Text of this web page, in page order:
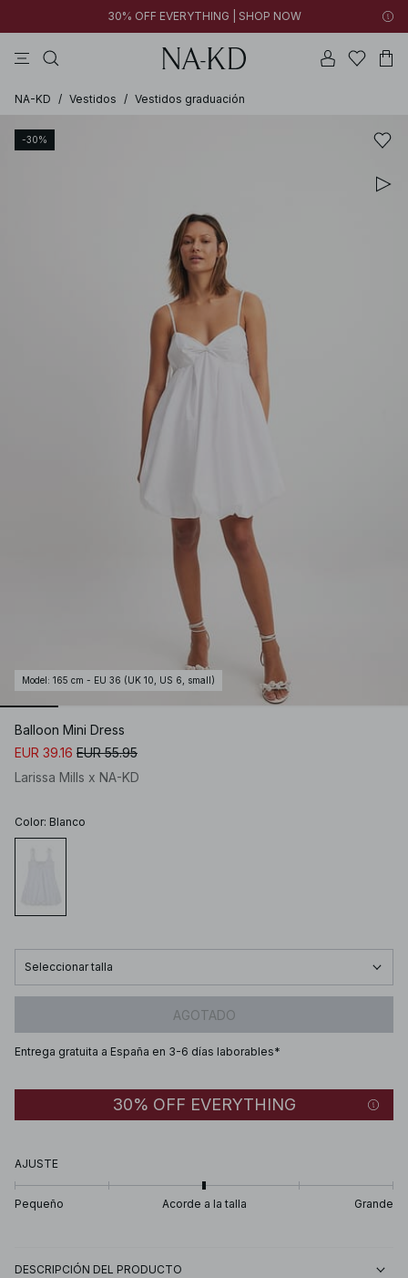
30% OFF EVERYTHING | SHOP NOW
NA-KD / Vestidos / Vestidos graduación
-30%
Model : 165 cm - EU 36 (UK 10, US 6, small)
Balloon Mini Dress
EUR 39.16 EUR 55.95
Larissa Mills x NA-KD
Color: Blanco
Seleccionar talla
AGOTADO
Entrega gratuita a España en 3-6 días laborables*
30% OFF EVERYTHING
AJUSTE
Pequeño Acorde a la talla Grande
DESCRIPCIÓN DEL PRODUCTO